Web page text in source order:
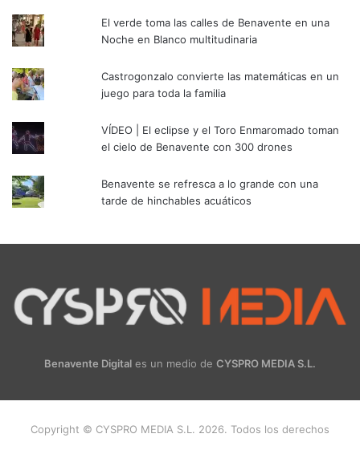
El verde toma las calles de Benavente en una
Noche en Blanco multitudinaria
Castrogonzalo convierte las matemáticas en un
juego para toda la familia
VÍDEO | El eclipse y el Toro Enmaromado toman
el cielo de Benavente con 300 drones
Benavente se refresca a lo grande con una
tarde de hinchables acuáticos
Benavente Digital es un medio de CYSPRO MEDIA S.L.
Copyright © CYSPRO MEDIA S.L. 2026. Todos los derechos